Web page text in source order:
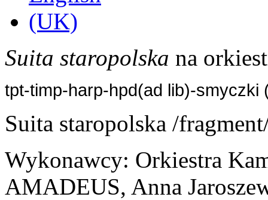
Suita staropolska na
tpt-timp-harp-hpd(ad lib)-smyczki
Suita staropolska /
Wykonawcy: Orkiestra
AMADEUS, Anna